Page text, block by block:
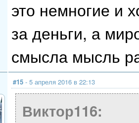
это немногие и
за деньги, а
смысла мысль
#15 - 5 апреля 2016 в 22:13
Виктор116: